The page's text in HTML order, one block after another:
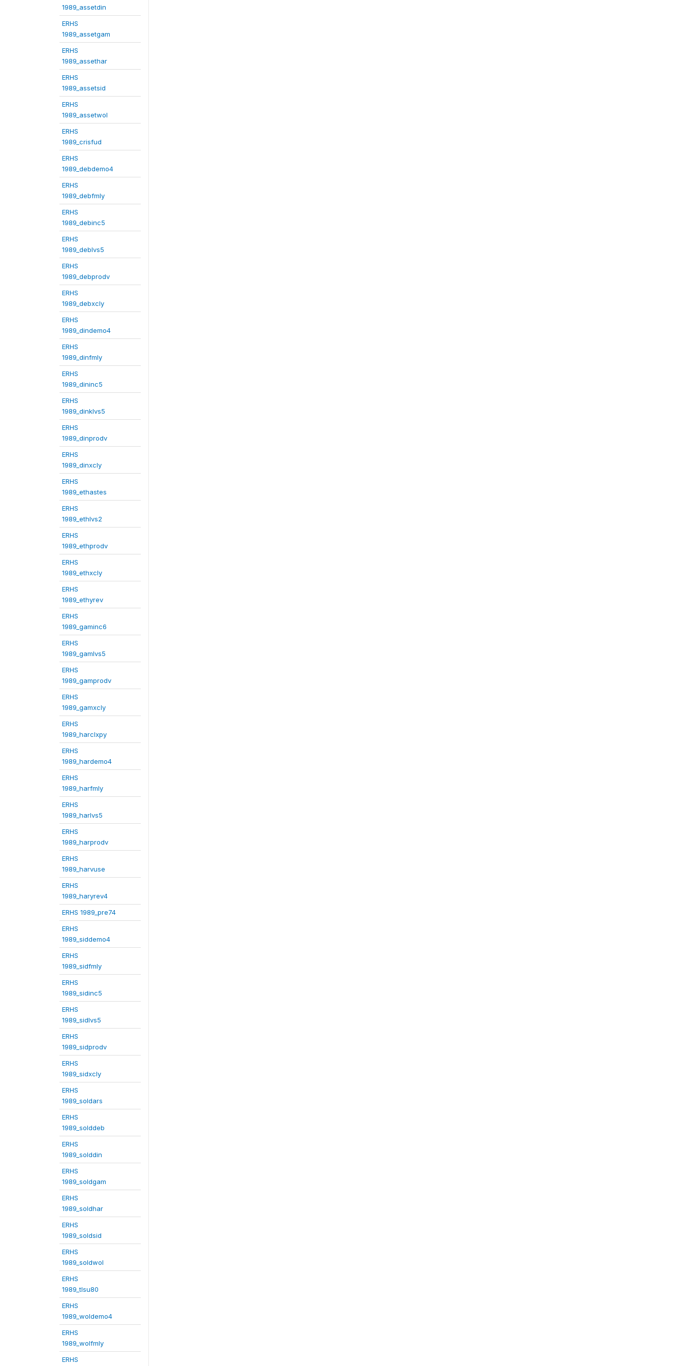
1989_assetdin
ERHS
1989_assetgam
ERHS
1989_assethar
ERHS
1989_assetsid
ERHS
1989_assetwol
ERHS
1989_crisfud
ERHS
1989_debdemo4
ERHS
1989_debfmly
ERHS
1989_debinc5
ERHS
1989_deblvs5
ERHS
1989_debprodv
ERHS
1989_debxcly
ERHS
1989_dindemo4
ERHS
1989_dinfmly
ERHS
1989_dininc5
ERHS
1989_dinklvs5
ERHS
1989_dinprodv
ERHS
1989_dinxcly
ERHS
1989_ethastes
ERHS
1989_ethlvs2
ERHS
1989_ethprodv
ERHS
1989_ethxcly
ERHS
1989_ethyrev
ERHS
1989_gaminc6
ERHS
1989_gamlvs5
ERHS
1989_gamprodv
ERHS
1989_gamxcly
ERHS
1989_harclxpy
ERHS
1989_hardemo4
ERHS
1989_harfmly
ERHS
1989_harlvs5
ERHS
1989_harprodv
ERHS
1989_harvuse
ERHS
1989_haryrev4
ERHS 1989_pre74
ERHS
1989_siddemo4
ERHS
1989_sidfmly
ERHS
1989_sidinc5
ERHS
1989_sidlvs5
ERHS
1989_sidprodv
ERHS
1989_sidxcly
ERHS
1989_soldars
ERHS
1989_solddeb
ERHS
1989_solddin
ERHS
1989_soldgam
ERHS
1989_soldhar
ERHS
1989_soldsid
ERHS
1989_soldwol
ERHS
1989_tlsu80
ERHS
1989_woldemo4
ERHS
1989_wolfmly
ERHS